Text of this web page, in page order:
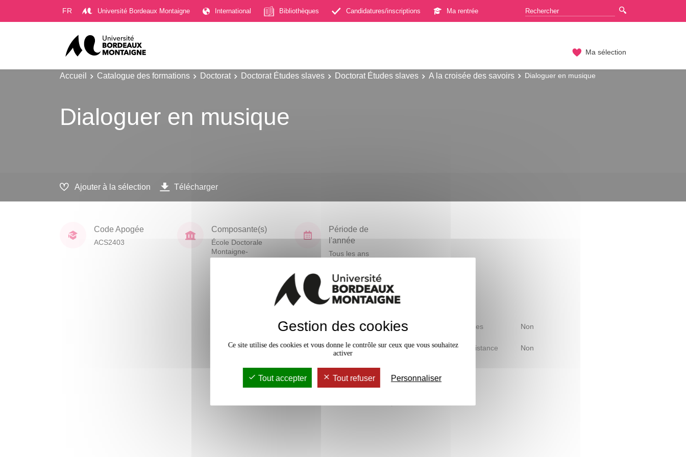
FR Université Bordeaux Montaigne International Bibliothèques Candidatures/inscriptions Ma rentrée
Ma sélection
Accueil Catalogue des formations Doctorat Doctorat Études slaves Doctorat Études slaves A la croisée des savoirs Dialoguer en musique
Dialoguer en musique
Ajouter à la sélection Télécharger
Code Apogée
ACS2403
Composante(s)
École Doctorale
Montaigne-
Humanités
Période de
l'année
Tous les ans
Mobilité d'études Non
Accessible à distance Non
Gestion des cookies
Ce site utilise des cookies et vous donne le contrôle sur ceux que vous souhaitez
activer
Tout accepter Tout refuser Personnaliser